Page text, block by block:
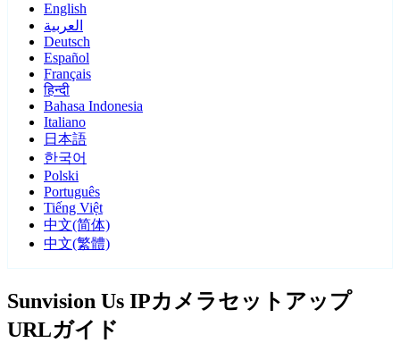
English
العربية
Deutsch
Español
Français
हिन्दी
Bahasa Indonesia
Italiano
日本語
한국어
Polski
Português
Tiếng Việt
中文(简体)
中文(繁體)
Sunvision Us IPカメラセットアップ
URLガイド